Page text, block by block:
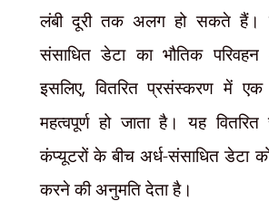
लंबी दूरी तक अलग हो सकते हैं।
संसाधित डेटा का भौतिक
इसलिए,वितरित प्रसंस्करण में एक
महत्वपूर्ण हो जाता है। यह
कंप्यूटरों के बीच अर्ध-संसाधित डेटा
करने की अनुमति देता है।